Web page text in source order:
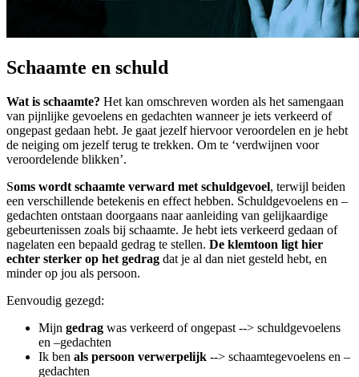
Schaamte en schuld
Wat is schaamte? Het kan omschreven worden als het samengaan
van pijnlijke gevoelens en gedachten wanneer je iets verkeerd of
ongepast gedaan hebt. Je gaat jezelf hiervoor veroordelen en je hebt
de neiging om jezelf terug te trekken. Om te ‘verdwijnen voor
veroordelende blikken’.
Soms wordt schaamte verward met schuldgevoel, terwijl beiden
een verschillende betekenis en effect hebben. Schuldgevoelens en –
gedachten ontstaan doorgaans naar aanleiding van gelijkaardige
gebeurtenissen zoals bij schaamte. Je hebt iets verkeerd gedaan of
nagelaten een bepaald gedrag te stellen. De klemtoon ligt hier
echter sterker op het gedrag dat je al dan niet gesteld hebt, en
minder op jou als persoon.
Eenvoudig gezegd:
Mijn gedrag was verkeerd of ongepast --> schuldgevoelens
en –gedachten
Ik ben als persoon verwerpelijk --> schaamtegevoelens en –
gedachten